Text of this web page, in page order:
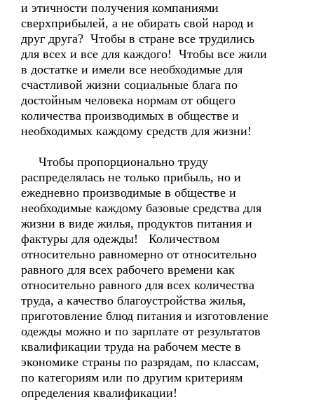
и этичности получения компаниями
сверхприбылей, а не обирать свой народ и
друг друга? Чтобы в стране все трудились
для всех и все для каждого! Чтобы все жили
в достатке и имели все необходимые для
счастливой жизни социальные блага по
достойным человека нормам от общего
количества производимых в обществе и
необходимых каждому средств для жизни!
Чтобы пропорционально труду
распределялась не только прибыль, но и
ежедневно производимые в обществе и
необходимые каждому базовые средства для
жизни в виде жилья, продуктов питания и
фактуры для одежды! Количеством
относительно равномерно от относительно
равного для всех рабочего времени как
относительно равного для всех количества
труда, а качество благоустройства жилья,
приготовление блюд питания и изготовление
одежды можно и по зарплате от результатов
квалификации труда на рабочем месте в
экономике страны по разрядам, по классам,
по категориям или по другим критериям
определения квалификации!